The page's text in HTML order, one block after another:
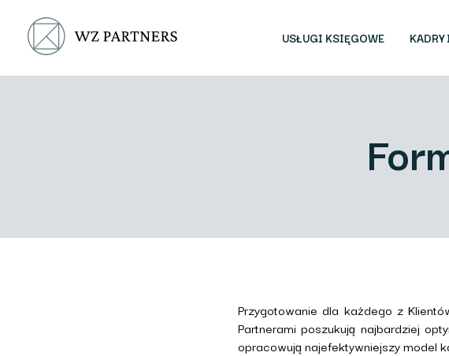
USŁUGI KSIĘGOWE
Przygotowanie dla każdego z
Partnerami poszukują najbardziej
opracowują najefektywniejszy model